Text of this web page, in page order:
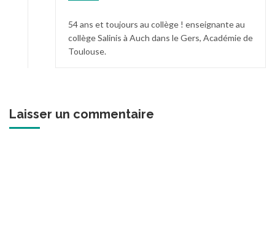
54 ans et toujours au collège ! enseignante au
collège Salinis à Auch dans le Gers, Académie de
Toulouse.
Laisser un commentaire